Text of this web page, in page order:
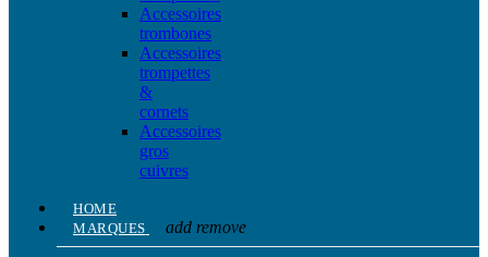
Accessoires
trombones
Accessoires
trompettes
&
cornets
Accessoires
gros
cuivres
HOME
MARQUES
add remove